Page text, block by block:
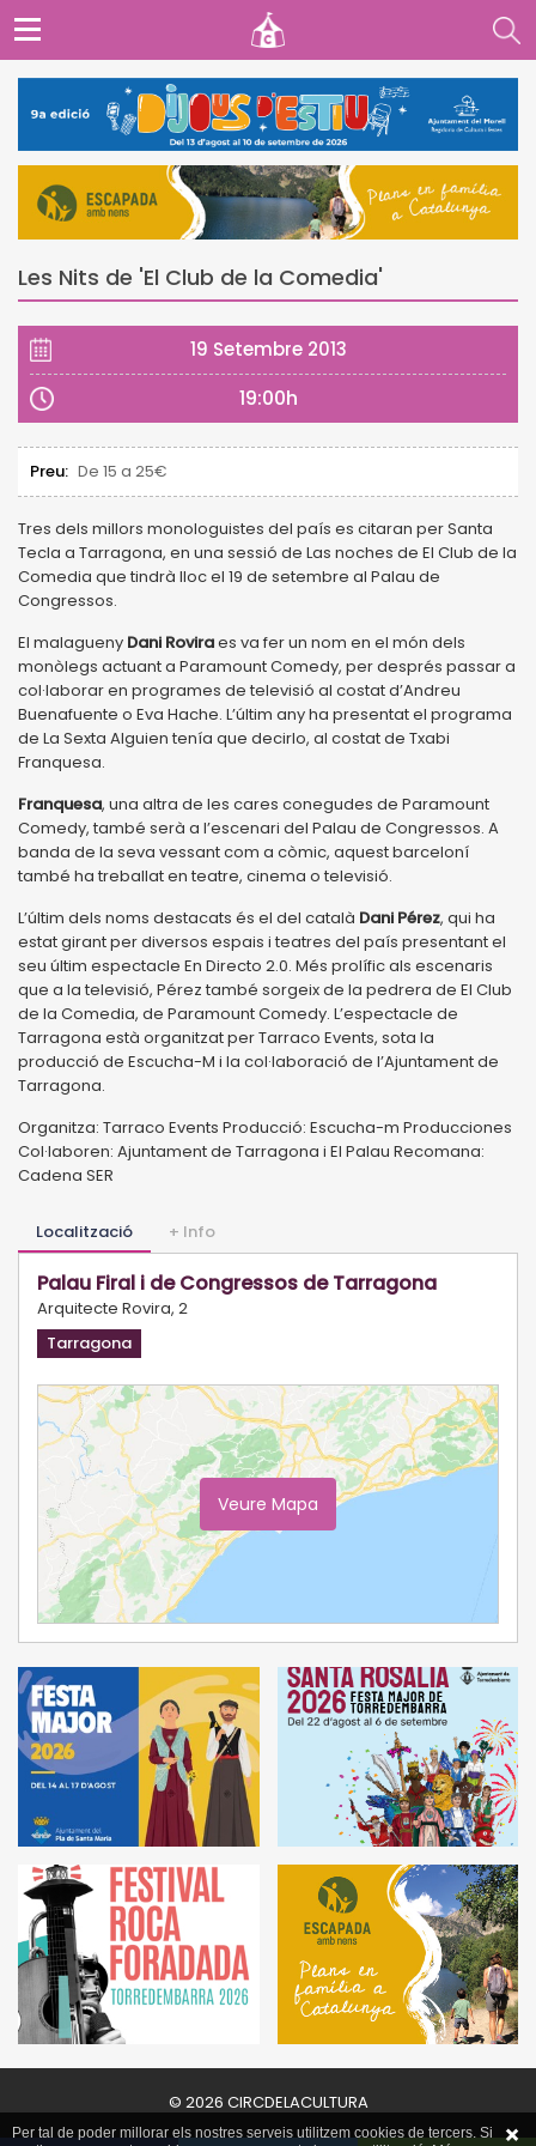
Les Nits de 'El Club de la Comedia'
19 Setembre 2013
19:00h
Preu: De 15 a 25€
Tres dels millors monologuistes del país es citaran per Santa
Tecla a Tarragona, en una sessió de Las noches de El Club de la
Comedia que tindrà lloc el 19 de setembre al Palau de
Congressos.
El malagueny Dani Roviraes va fer un nom en el món dels
monòlegs actuant a Paramount Comedy, per després passar a
col·laborar en programes de televisió al costat d’Andreu
Buenafuente o Eva Hache. L’últim any ha presentat el programa
de La Sexta Alguien tenía que decirlo, al costat de Txabi
Franquesa.
Franquesa, una altra de les cares conegudes de Paramount
Comedy, també serà a l’escenari del Palau de Congressos. A
banda de la seva vessant com a còmic, aquest barceloní
també ha treballat en teatre, cinema o televisió.
L’últim dels noms destacats és el del català Dani Pérez, qui ha
estat girant per diversos espais i teatres del país presentant el
seu últim espectacle En Directo 2.0. Més prolífic als escenaris
que a la televisió, Pérez també sorgeix de la pedrera de El Club
de la Comedia, de Paramount Comedy. L’espectacle de
Tarragona està organitzat per Tarraco Events, sota la
producció de Escucha-M i la col·laboració de l’Ajuntament de
Tarragona.
Organitza: Tarraco Events Producció: Escucha-m Producciones
Col·laboren: Ajuntament de Tarragona i El Palau Recomana:
Cadena SER
Localització + Info
Palau Firal i de Congressos de Tarragona
Arquitecte Rovira, 2
Tarragona
Veure Mapa
© 2026 CIRCDELACULTURA
Per tal de poder millorar els nostres serveis utilitzem cookies de tercers. Si